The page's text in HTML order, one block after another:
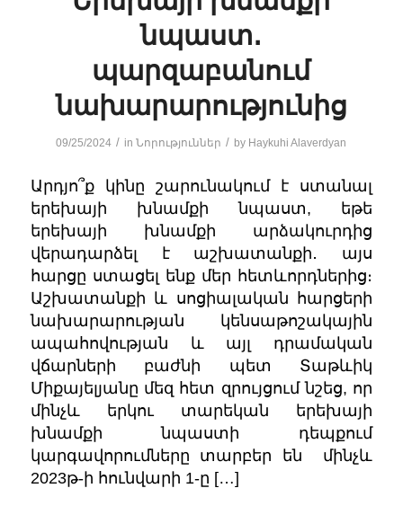
նպաստ․
պարզաբանում
նախարարությունից
09/25/2024 / inՆորություններ / by Haykuhi Alaverdyan
Արդյո՞ք կինը շարունակում է ստանալ
երեխայի խնամքի նպաստ, եթե
երեխայի խնամքի արձակուրդից
վերադարձել է աշխատանքի․ այս
հարցը ստացել ենք մեր հետևորդներից։
Աշխատանքի և սոցիալական հարցերի
նախարարության կենսաթոշակային
ապահովության և այլ դրամական
վճարների բաժնի պետ Տաթևիկ
Միքայելյանը մեզ հետ զրույցում նշեց, որ
մինչև երկու տարեկան երեխայի
խնամքի նպաստի դեպքում
կարգավորումները տարբեր են մինչև
2023թ-ի հունվարի 1-ը […]